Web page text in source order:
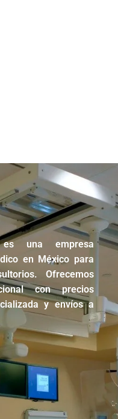
una empresa
en México para
Ofrecemos
con precios
y envíos a